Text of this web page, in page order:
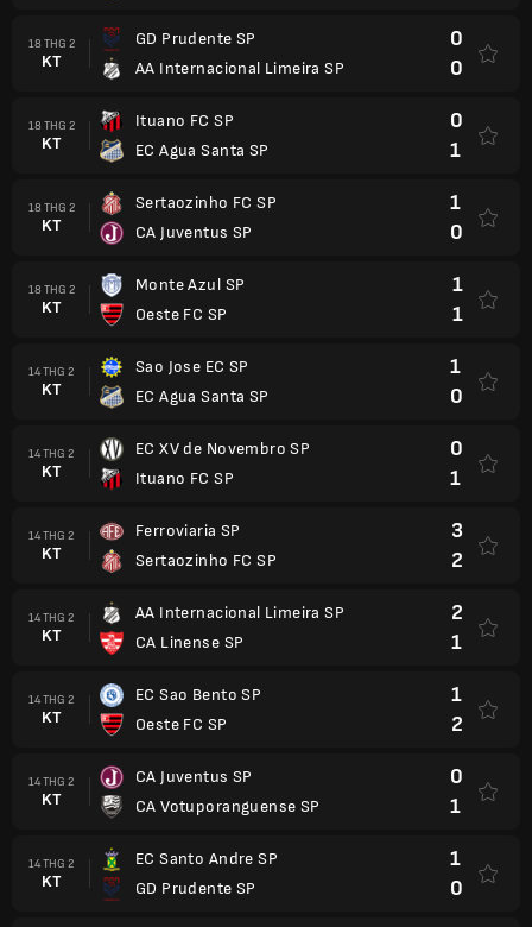
18 THG 2
KT
GD Prudente SP
AA Internacional Limeira SP
0
0
18 THG 2
KT
Ituano FC SP
EC Agua Santa SP
0
1
18 THG 2
KT
Sertaozinho FC SP
CA Juventus SP
1
0
18 THG 2
KT
Monte Azul SP
Oeste FC SP
1
1
14 THG 2
KT
Sao Jose EC SP
EC Agua Santa SP
1
0
14 THG 2
KT
EC XV de Novembro SP
Ituano FC SP
0
1
14 THG 2
KT
Ferroviaria SP
Sertaozinho FC SP
3
2
14 THG 2
KT
AA Internacional Limeira SP
CA Linense SP
2
1
14 THG 2
KT
EC Sao Bento SP
Oeste FC SP
1
2
14 THG 2
KT
CA Juventus SP
CA Votuporanguense SP
0
1
14 THG 2
KT
EC Santo Andre SP
GD Prudente SP
1
0